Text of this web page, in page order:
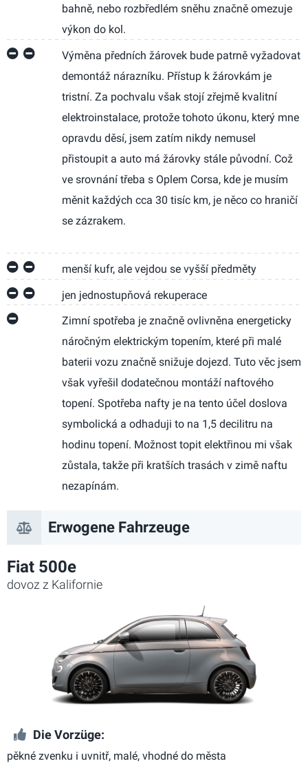
bahně, nebo rozbředlém sněhu značně omezuje
výkon do kol.
Výměna předních žárovek bude patrně vyžadovat
demontáž nárazníku. Přístup k žárovkám je
tristní. Za pochvalu však stojí zřejmě kvalitní
elektroinstalace, protože tohoto úkonu, který mne
opravdu děsí, jsem zatím nikdy nemusel
přistoupit a auto má žárovky stále původní. Což
ve srovnání třeba s Oplem Corsa, kde je musím
měnit každých cca 30 tisíc km, je něco co hraničí
se zázrakem.
menší kufr, ale vejdou se vyšší předměty
jen jednostupňová rekuperace
Zimní spotřeba je značně ovlivněna energeticky
náročným elektrickým topením, které při malé
baterii vozu značně snižuje dojezd. Tuto věc jsem
však vyřešil dodatečnou montáží naftového
topení. Spotřeba nafty je na tento účel doslova
symbolická a odhaduji to na 1,5 decilitru na
hodinu topení. Možnost topit elektřinou mi však
zůstala, takže při kratších trasách v zimě naftu
nezapínám.
Erwogene Fahrzeuge
Fiat 500e
dovoz z Kalifornie
Die Vorzüge:
pěkné zvenku i uvnitř, malé, vhodné do města